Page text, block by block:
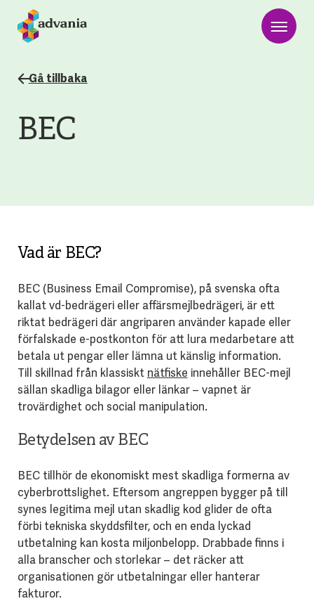
Gå tillbaka
BEC
Vad är BEC?
BEC (Business Email Compromise), på svenska ofta
kallat vd-bedrägeri eller affärsmejlbedrägeri, är ett
riktat bedrägeri där angriparen använder kapade eller
förfalskade e-postkonton för att lura medarbetare att
betala ut pengar eller lämna ut känslig information.
Till skillnad från klassiskt nätfiske innehåller BEC-mejl
sällan skadliga bilagor eller länkar – vapnet är
trovärdighet och social manipulation.
Betydelsen av BEC
BEC tillhör de ekonomiskt mest skadliga formerna av
cyberbrottslighet. Eftersom angreppen bygger på till
synes legitima mejl utan skadlig kod glider de ofta
förbi tekniska skyddsfilter, och en enda lyckad
utbetalning kan kosta miljonbelopp. Drabbade finns i
alla branscher och storlekar – det räcker att
organisationen gör utbetalningar eller hanterar
fakturor.